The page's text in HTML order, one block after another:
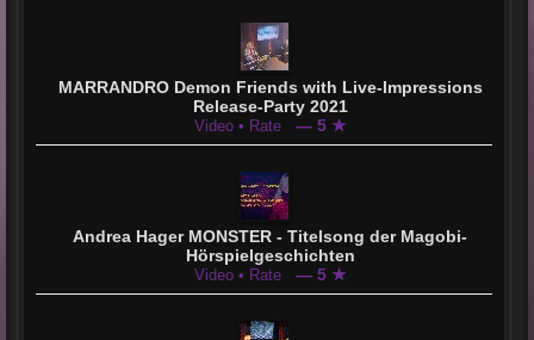
MARRANDRO Demon Friends with Live-Impressions
Release-Party 2021
Video • Rate — 5 ★
Andrea Hager MONSTER - Titelsong der Magobi-
Hörspielgeschichten
Video • Rate — 5 ★